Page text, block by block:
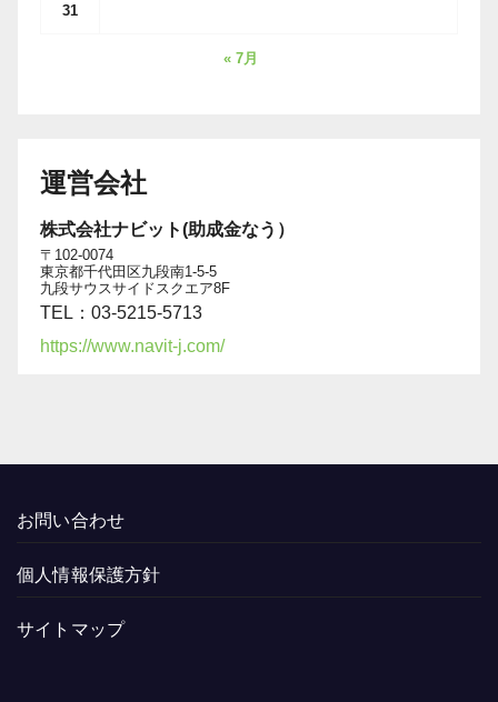
31
« 7月
運営会社
株式会社ナビット(助成金なう）
〒102-0074
東京都千代田区九段南1-5-5
九段サウスサイドスクエア8F
TEL：03-5215-5713
https://www.navit-j.com/
お問い合わせ
個人情報保護方針
サイトマップ